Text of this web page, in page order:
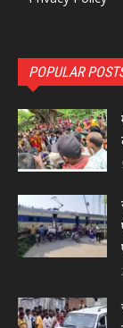
POPULAR